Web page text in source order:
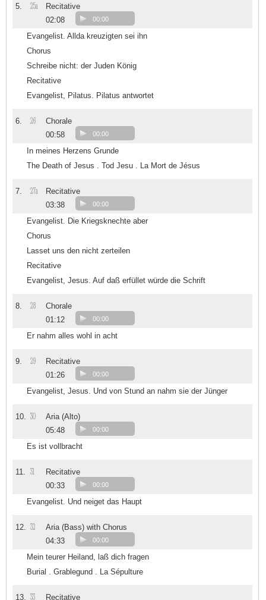
5. 25a
Recitative
02:08
00:00
Evangelist. Allda kreuzigten sei ihn
Chorus
Schreibe nicht: der Juden König
Recitative
Evangelist, Pilatus. Pilatus antwortet
6. 26
Chorale
00:58
00:00
In meines Herzens Grunde
The Death of Jesus . Tod Jesu . La Mort de Jésus
7. 27a
Recitative
03:38
00:00
Evangelist. Die Kriegsknechte aber
Chorus
Lasset uns den nicht zerteilen
Recitative
Evangelist, Jesus. Auf daß erfüllet würde die Schrift
8. 28
Chorale
01:12
00:00
Er nahm alles wohl in acht
9. 29
Recitative
01:26
00:00
Evangelist, Jesus. Und von Stund an nahm sie der Jünger
10. 30
Aria (Alto)
05:48
00:00
Es ist vollbracht
11. 31
Recitative
00:33
00:00
Evangelist. Und neiget das Haupt
12. 32
Aria (Bass) with Chorus
04:33
00:00
Mein teurer Heiland, laß dich fragen
Burial . Grablegund . La Sépulture
13. 33
Recitative